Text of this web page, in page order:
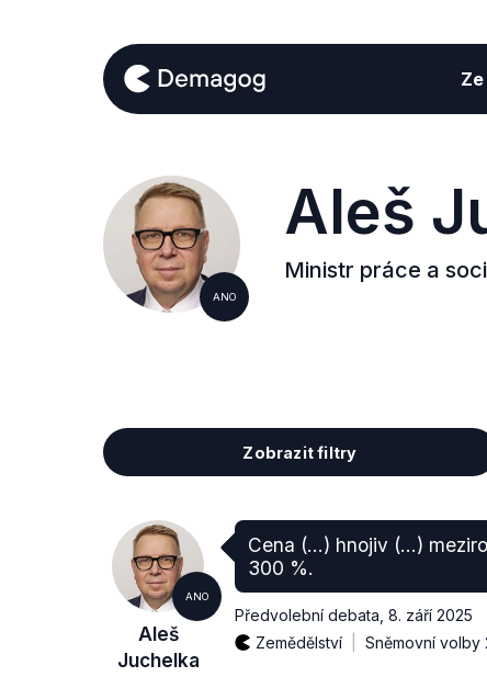
ANO
Aleš
Ministr práce a
Zobrazit filtry
ANO
Aleš
Juchelka
Cena (…) hnojiv (...)
300 %.
Předvolební debata 8. září 2025
Zemědělství
Sněmovní volby